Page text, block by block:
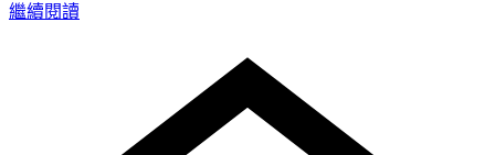
繼續閱讀